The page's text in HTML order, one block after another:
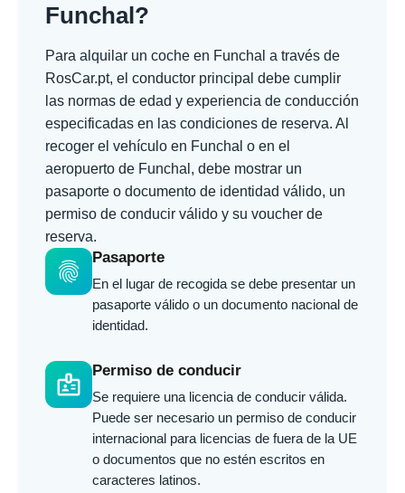
Funchal?
Para alquilar un coche en Funchal a través de
RosCar.pt, el conductor principal debe cumplir
las normas de edad y experiencia de conducción
especificadas en las condiciones de reserva. Al
recoger el vehículo en Funchal o en el
aeropuerto de Funchal, debe mostrar un
pasaporte o documento de identidad válido, un
permiso de conducir válido y su voucher de
reserva.
fingerprint
Pasaporte
En el lugar de recogida se debe presentar un
pasaporte válido o un documento nacional de
identidad.
badge
Permiso de conducir
Se requiere una licencia de conducir válida.
Puede ser necesario un permiso de conducir
internacional para licencias de fuera de la UE
o documentos que no estén escritos en
caracteres latinos.